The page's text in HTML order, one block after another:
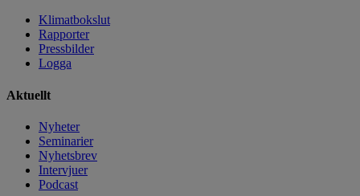
Klimatbokslut
Rapporter
Pressbilder
Logga
Aktuellt
Nyheter
Seminarier
Nyhetsbrev
Intervjuer
Podcast